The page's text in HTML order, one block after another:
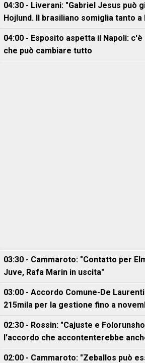
04:30 - Liverani: "Gabriel Jesus può
Hojlund. Il brasiliano somiglia tanto a
04:00 - Esposito aspetta il Napoli:
che può cambiare tutto
03:30 - Cammaroto: "Contatto per
Juve, Rafa Marin in uscita"
03:00 - Accordo Comune-De
215mila per la gestione fino a
02:30 - Rossin: "Cajuste e
l'accordo che accontenterebbe
02:00 - Cammaroto: "Zeballos può